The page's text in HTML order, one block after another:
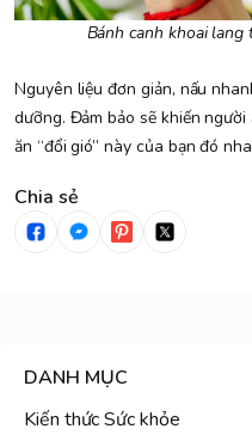
Bánh canh khoai
Nguyên liệu đơn giản, nấu
dưỡng. Đảm bảo sẽ khiến
ăn “đổi gió” này của bạn đó
Chia sẻ
DANH MỤC
Kiến thức Sức khỏe